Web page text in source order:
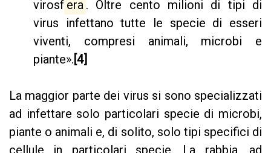
virosf era . Oltre cento milioni di tipi di
virus infettano tutte le specie di esseri
viventi, compresi animali, microbi e
piante».[4]
La maggior parte dei virus si sono specializzati
ad infettare solo particolari specie di microbi,
piante o animali e, di solito, solo tipi specifici di
cellule in particolari specie. La rabbia, ad